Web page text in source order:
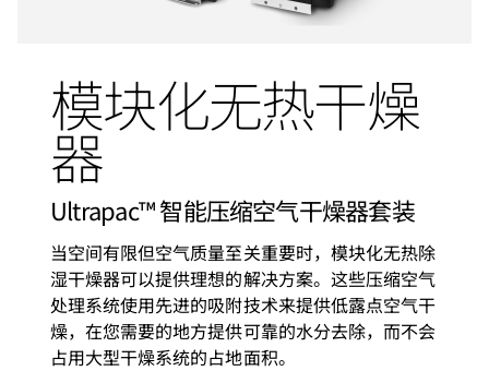
模块化无热干燥
器
Ultrapac™ 智能压缩空气干燥器套装
当空间有限但空气质量至关重要时，模块化无热除
湿干燥器可以提供理想的解决方案。这些压缩空气
处理系统使用先进的吸附技术来提供低露点空气干
燥，在您需要的地方提供可靠的水分去除，而不会
占用大型干燥系统的占地面积。